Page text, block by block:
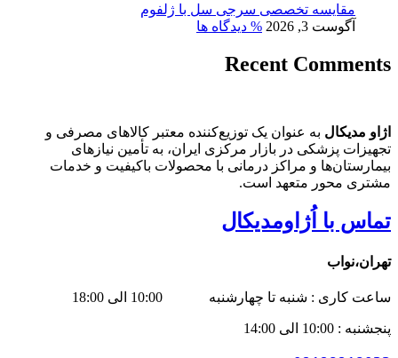
مقایسه تخصصی سرجی سل با ژلفوم
آگوست 3, 2026
% دیدگاه ها
Recent Comments
اژاو مدیکال به عنوان یک توزیع‌کننده معتبر کالاهای مصرفی و
تجهیزات پزشکی در بازار مرکزی ایران، به تأمین نیازهای
بیمارستان‌ها و مراکز درمانی با محصولات باکیفیت و خدمات
مشتری محور متعهد است.
تماس با اُژاومدیکال
تهران،نواب
ساعت کاری : شنبه تا چهارشنبه 10:00 الی 18:00
پنجشنبه : 10:00 الی 14:00